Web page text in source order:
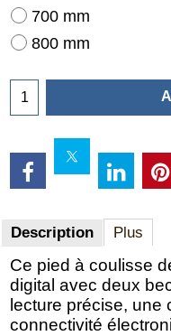
700 mm
800 mm
Description Plus
Ce pied à coulisse
digital avec deux
lecture précise, une
connectivité